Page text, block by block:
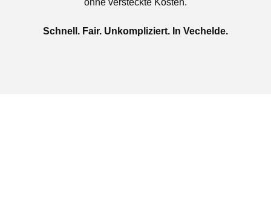
ohne versteckte Kosten.
Schnell. Fair. Unkompliziert. In Vechelde.